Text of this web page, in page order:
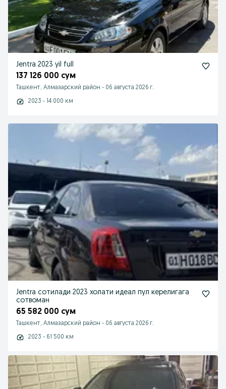
Jentra 2023 yil full
137 126 000 сум
Ташкент, Алмазарский район - 06 августа 2026 г.
2023 - 14 000 км
Jentra сотилади 2023 холати идеал пул керелигага
сотвоман
65 582 000 сум
Ташкент, Алмазарский район - 06 августа 2026 г.
2023 - 61 500 км